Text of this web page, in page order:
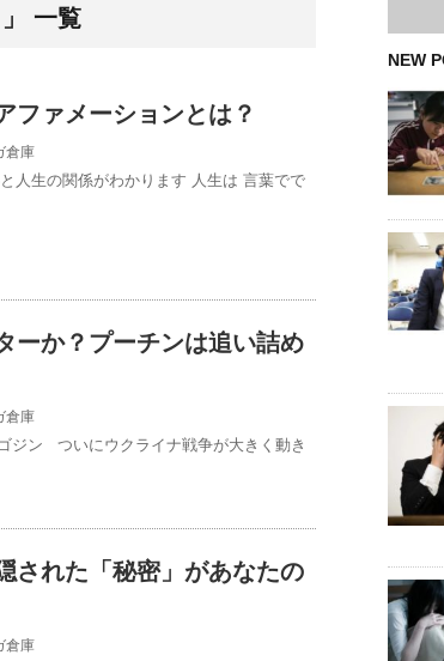
一覧
ファメーションとは？
倉庫
人生の関係がわかります 人生は 言葉でで
ーか？プーチンは追い詰め
倉庫
ジン ついにウクライナ戦争が大きく動き
された「秘密」があなたの
倉庫
NEW